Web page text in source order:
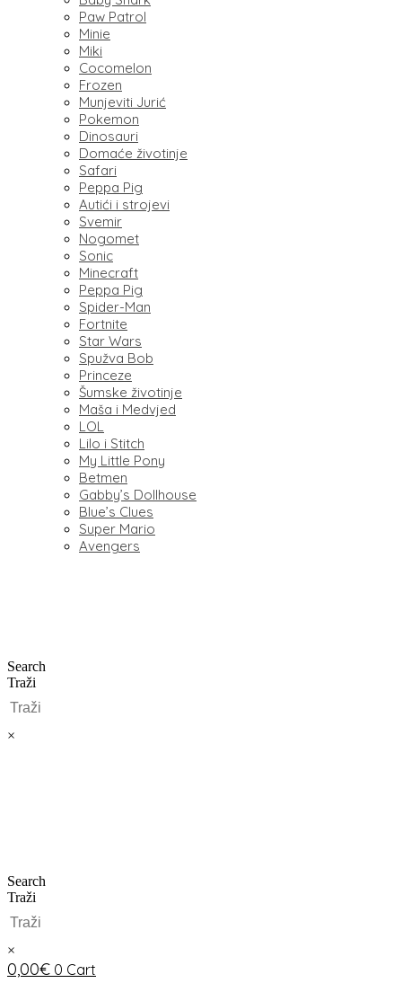
Paw Patrol
Minie
Miki
Cocomelon
Frozen
Munjeviti Jurić
Pokemon
Dinosauri
Domaće životinje
Safari
Peppa Pig
Autići i strojevi
Svemir
Nogomet
Sonic
Minecraft
Peppa Pig
Spider-Man
Fortnite
Star Wars
Spužva Bob
Princeze
Šumske životinje
Maša i Medvjed
LOL
Lilo i Stitch
My Little Pony
Betmen
Gabby’s Dollhouse
Blue’s Clues
Super Mario
Avengers
Search
Traži
×
Search
Traži
×
0,00€ 0 Cart